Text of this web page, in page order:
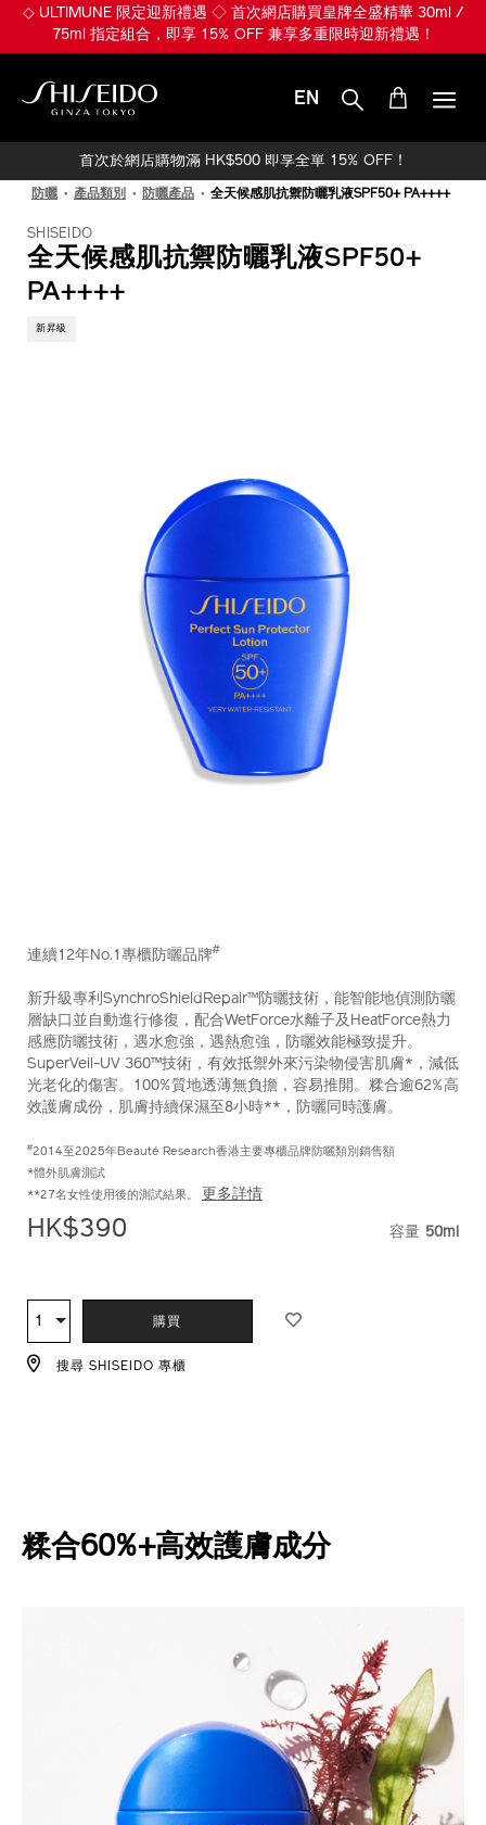
※ 煥發 Plumpy Glowy Skin ※ 入門首選 ULTIMUNE 皇牌全盛精華
30ml 組合 HK$650 (總值 HK$1,010)！
EN
首次於網店購物滿 HK$500 即享全單 15% OFF！
防曬 產品類別 防曬產品 全天候感肌抗禦防曬乳液SPF50+ PA++++
SHISEIDO
全天候感肌抗禦防曬乳液SPF50+
PA++++
新昇級
pa%2B%2B%2B%2B-
編
10121283201_hk
連續12年No.1專櫃防曬品牌#
新升級專利SynchroShieldRepair™防曬技術，能智能地偵測防曬
層缺口並自動進行修復，配合WetForce水離子及HeatForce熱力
感應防曬技術，遇水愈強，遇熱愈強，防曬效能極致提升。
SuperVeil-UV 360™技術，有效抵禦外來污染物侵害肌膚*，減低
光老化的傷害。100%質地透薄無負擔，容易推開。糅合逾62%高
效護膚成份，肌膚持續保濕至8小時**，防曬同時護膚。
#2014至2025年Beauté Research香港主要專櫃品牌防曬類別銷售額
*體外肌膚測試
**27名女性使用後的測試結果。 更多詳情
HK$390 容量 50ml
TO
CART
OPTIONS
ACTIONS
數
量
1 購買
搜尋 SHISEIDO 專櫃
糅合60%+高效護膚成分